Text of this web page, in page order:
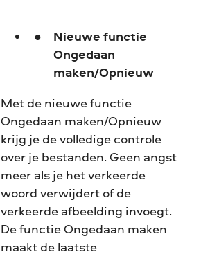
Nieuwe functie
Ongedaan
maken/Opnieuw
Met de nieuwe functie
Ongedaan maken/Opnieuw
krijg je de volledige controle
over je bestanden. Geen angst
meer als je het verkeerde
woord verwijdert of de
verkeerde afbeelding invoegt.
De functie Ongedaan maken
maakt de laatste